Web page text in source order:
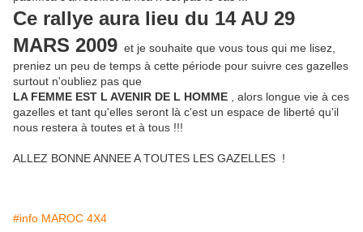
Ce rallye aura lieu du 14 AU 29
MARS 2009 et je souhaite que vous tous qui me lisez,
preniez un peu de temps à cette période pour suivre ces gazelles
surtout n'oubliez pas que
LA FEMME EST L AVENIR DE L HOMME , alors longue vie à ces
gazelles et tant qu'elles seront là c'est un espace de liberté qu'il
nous restera à toutes et à tous !!!
ALLEZ BONNE ANNEE A TOUTES LES GAZELLES !
#info MAROC 4X4